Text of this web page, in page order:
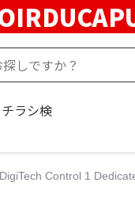
ラシ検
Control 1